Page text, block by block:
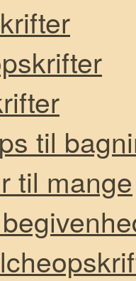
til
til mange